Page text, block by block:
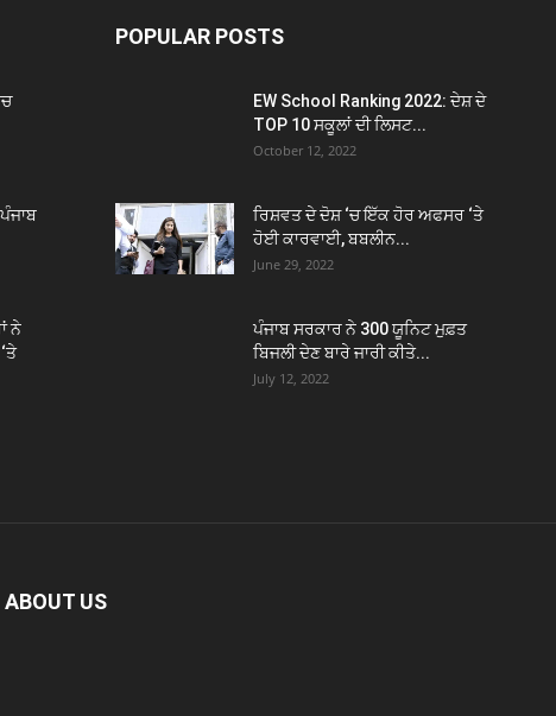
ਨੇ
POPULAR POSTS
EW School Ranking 2022: ਦੇਸ਼ ਦੇ
TOP 10 ਸਕੂਲਾਂ ਦੀ ਲਿਸਟ...
October 12, 2022
ਰਿਸ਼ਵਤ ਦੇ ਦੋਸ਼ ‘ਚ ਇੱਕ ਹੋਰ ਅਫਸਰ ‘ਤੇ
ਹੋਈ ਕਾਰਵਾਈ, ਬਬਲੀਨ...
June 29, 2022
ਪੰਜਾਬ ਸਰਕਾਰ ਨੇ 300 ਯੂਨਿਟ ਮੁਫ਼ਤ
ਬਿਜਲੀ ਦੇਣ ਬਾਰੇ ਜਾਰੀ ਕੀਤੇ...
July 12, 2022
ABOUT US